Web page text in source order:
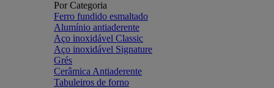
Por Categoria
Ferro fundido esmaltado
Alumínio antiaderente
Aço inoxidável Classic
Aço inoxidável Signature
Grés
Cerâmica Antiaderente
Tabuleiros de forno